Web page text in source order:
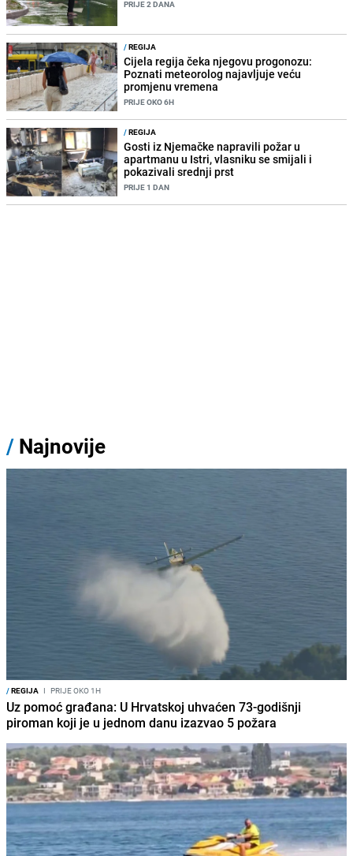
PRIJE 2 DANA
/REGIJA
Cijela regija čeka njegovu progonozu:
Poznati meteorolog najavljuje veću
promjenu vremena
PRIJE OKO 6H
/REGIJA
Gosti iz Njemačke napravili požar u
apartmanu u Istri, vlasniku se smijali i
pokazivali srednji prst
PRIJE 1 DAN
/ Najnovije
/REGIJA I PRIJE OKO 1H
Uz pomoć građana: U Hrvatskoj uhvaćen 73-godišnji
piroman koji je u jednom danu izazvao 5 požara